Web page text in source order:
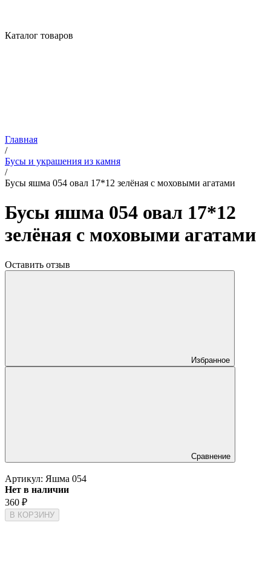
Каталог товаров
Главная
/
Бусы и украшения из камня
/
Бусы яшма 054 овал 17*12 зелёная с моховыми агатами
Бусы яшма 054 овал 17*12
зелёная с моховыми агатами
Оставить отзыв
Избранное
Сравнение
Артикул: Яшма 054
Нет в наличии
360 ₽
В КОРЗИНУ